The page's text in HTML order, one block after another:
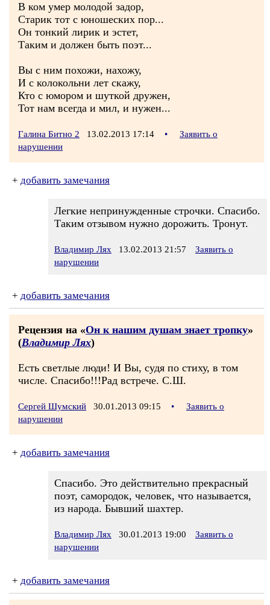
В ком умер молодой задор,
Старик тот с юношеских пор...
Он тонкий лирик и эстет,
Таким и должен быть поэт...
Вы с ним похожи, нахожу,
И с колокольни лет скажу,
Кто с юмором и шуткой дружен,
Тот нам всегда и мил, и нужен...
Галина Битно 2 13.02.2013 17:14 •
Заявить о
нарушении
+ добавить замечания
Легкие непринужденные строчки. Спасибо.
Таким отзывом нужно дорожить. Тронут.
Владимир Лях 13.02.2013 21:57
Заявить о
нарушении
+ добавить замечания
Рецензия на «Он к нашим душам знает тропку»
(Владимир Лях)
Есть светлые люди! И Вы, судя по стиху, в том
числе. Спасибо!!!Рад встрече. С.Ш.
Сергей Шумский 30.01.2013 09:15 •
Заявить о
нарушении
+ добавить замечания
Спасибо. Это действительно прекрасный
поэт, самородок, человек, что называется,
из народа. Бывший шахтер.
Владимир Лях 30.01.2013 19:00
Заявить о
нарушении
+ добавить замечания